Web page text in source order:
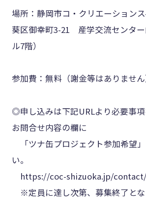
場所：静岡市コ・クリエーション
葵区御幸町3-21 産学交流センタ
ル7階）
参加費：無料（謝金等はありません
◎申し込みは下記URLより必要事項
お問合せ内容の欄に
「ツナ缶プロジェクト参加希望
い。
https://coc-shizuoka.jp/
※定員に達し次第、募集終了とな